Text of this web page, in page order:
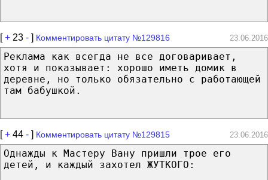
[+ 23 - ] Комментировать цитату №129816 23.06.2016
Реклама как всегда не все договаривает,
хотя и показывает: хорошо иметь домик в
деревне, но только обязательно с работающей
там бабушкой.
[+ 44 - ] Комментировать цитату №129815 23.06.2016
Однажды к Мастеру Вану пришли трое его
детей, и каждый захотел ЖУТКОГО: